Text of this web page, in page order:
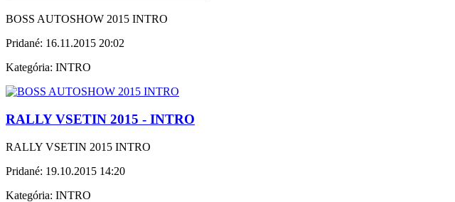
BOSS AUTOSHOW 2015 INTRO
Pridané: 16.11.2015 20:02
Kategória: INTRO
RALLY VSETIN 2015 - INTRO
RALLY VSETIN 2015 INTRO
Pridané: 19.10.2015 14:20
Kategória: INTRO